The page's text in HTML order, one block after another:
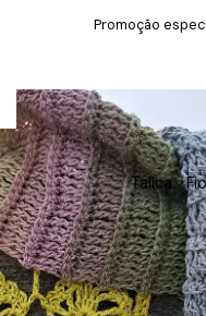
Talica
Promoção